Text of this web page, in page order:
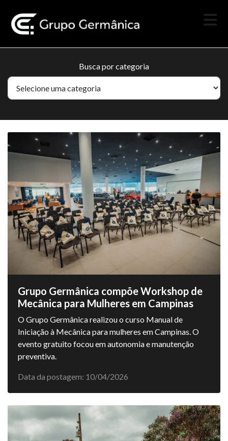
Busca por categoria
Grupo Germânica compõe Workshop de
Mecânica para Mulheres em Campinas
O Grupo Germânica realizou o curso Manual de
Iniciação à Mecânica para mulheres em Campinas. O
evento gratuito focou em autonomia e manutenção
preventiva.
Data da postagem: 10/04/2026